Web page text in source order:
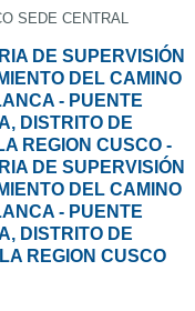
SEDE CENTRAL
DE SUPERVISIÓN
DEL CAMINO
- PUENTE
DISTRITO DE
REGION CUSCO -
DE SUPERVISIÓN
DEL CAMINO
- PUENTE
DISTRITO DE
REGION CUSCO